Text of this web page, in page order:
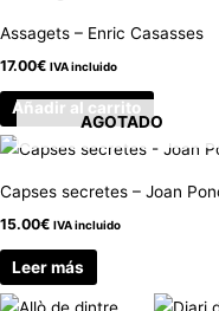
Assagets – Enric Casasses
17.00€ IVA incluido
Añadir al carrito
AGOTADO
Capses secretes – Joan
15.00€ IVA incluido
Leer más